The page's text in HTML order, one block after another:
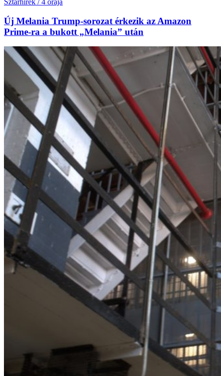
Sztárhírek / 4 órája
Új Melania Trump-sorozat érkezik az Amazon
Prime-ra a bukott „Melania” után